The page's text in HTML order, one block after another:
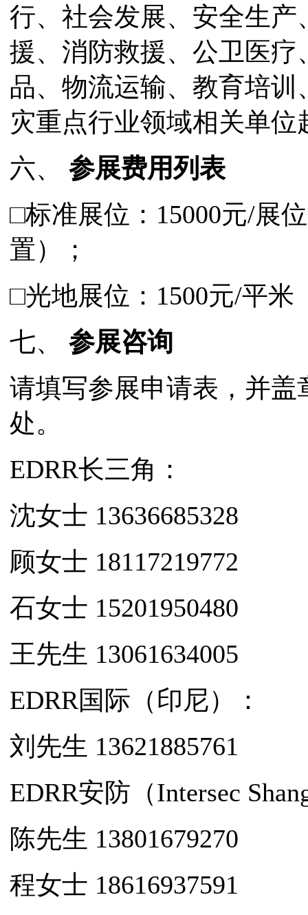
行、社会发展、安全生
援、消防救援、公卫医
品、物流运输、教育培
灾重点行业领域相关单
六、 参展费用列表
□标准展位：15000元/展
置）；
□光地展位：1500元/平米
七、 参展咨询
请填写参展申请表，并
处。
EDRR长三角：
沈女士 13636685328
顾女士 18117219772
石女士 15201950480
王先生 13061634005
EDRR国际（印尼）：
刘先生 13621885761
EDRR安防（Intersec
陈先生 13801679270
程女士 18616937591